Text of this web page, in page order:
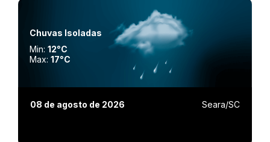
Chuvas Isoladas
Min:12°C
Max:17°C
08 de agosto de 2026 Seara/SC